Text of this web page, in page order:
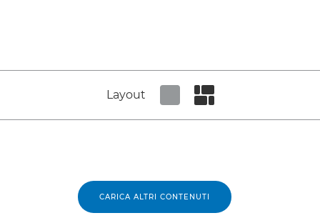
Layout
CARICA ALTRI CONTENUTI